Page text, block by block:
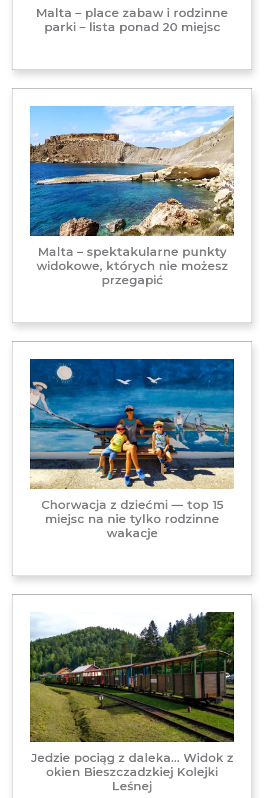
Malta – place zabaw i rodzinne
parki – lista ponad 20 miejsc
Malta – spektakularne punkty
widokowe, których nie możesz
przegapić
Chorwacja z dziećmi — top 15
miejsc na nie tylko rodzinne
wakacje
Jedzie pociąg z daleka… Widok z
okien Bieszczadzkiej Kolejki
Leśnej